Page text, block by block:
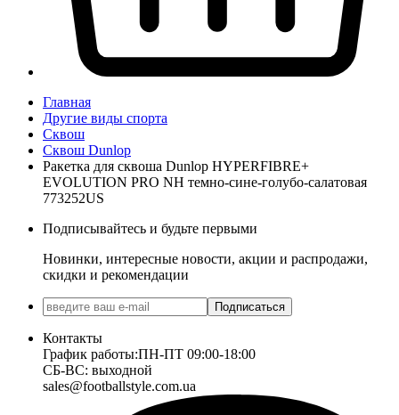
Главная
Другие виды спорта
Сквош
Сквош Dunlop
Ракетка для сквоша Dunlop HYPERFIBRE+
EVOLUTION PRO NH темно-сине-голубо-салатовая
773252US
Подписывайтесь и будьте первыми
Новинки, интересные новости, акции и распродажи,
скидки и рекомендации
Подписаться
Контакты
График работы:ПН-ПТ 09:00-18:00
СБ-ВС: выходной
sales@footballstyle.com.ua